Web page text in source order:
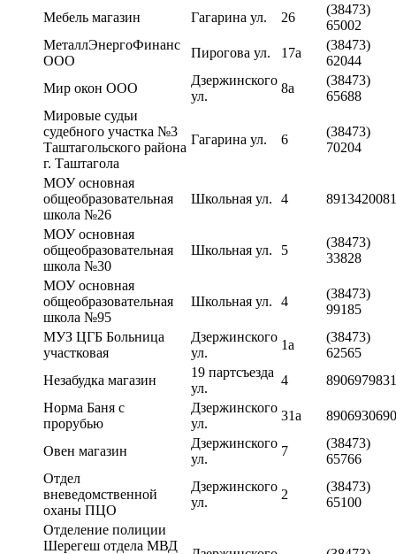
Мебель магазин Гагарина ул. 26
(38473)
65002
МеталлЭнергоФинанс
ООО
Пирогова ул. 17а
(38473)
62044
Мир окон ООО
Дзержинского
ул.
8а
(38473)
65688
Мировые судьи
судебного участка №3
Таштагольского района
г. Таштагола
Гагарина ул. 6
(38473)
70204
МОУ основная
общеобразовательная
школа №26
Школьная ул. 4
МОУ основная
общеобразовательная
школа №30
Школьная ул. 5
(38473)
33828
МОУ основная
общеобразовательная
школа №95
Школьная ул. 4
(38473)
99185
МУЗ ЦГБ Больница
участковая
Дзержинского
ул.
1а
(38473)
62565
Незабудка магазин
19 партсъезда
ул.
4
Норма Баня с
прорубью
Дзержинского
ул.
31а
Овен магазин
Дзержинского
ул.
7
(38473)
65766
Отдел
вневедомственной
оханы ПЦО
Дзержинского
ул.
2
(38473)
65100
Отделение полиции
Шерегеш отдела МВД